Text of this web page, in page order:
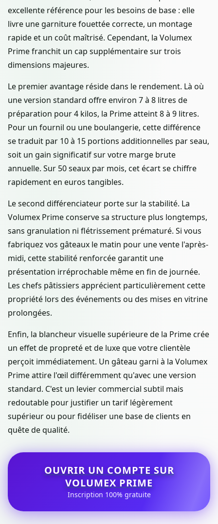
excellente référence pour les besoins de base : elle
livre une garniture fouettée correcte, un montage
rapide et un coût maîtrisé. Cependant, la Volumex
Prime franchit un cap supplémentaire sur trois
dimensions majeures.
Le premier avantage réside dans le rendement. Là où
une version standard offre environ 7 à 8 litres de
préparation pour 4 kilos, la Prime atteint 8 à 9 litres.
Pour un fournil ou une boulangerie, cette différence
se traduit par 10 à 15 portions additionnelles par seau,
soit un gain significatif sur votre marge brute
annuelle. Sur 50 seaux par mois, cet écart se chiffre
rapidement en euros tangibles.
Le second différenciateur porte sur la stabilité. La
Volumex Prime conserve sa structure plus longtemps,
sans granulation ni flétrissement prématuré. Si vous
fabriquez vos gâteaux le matin pour une vente l'après-
midi, cette stabilité renforcée garantit une
présentation irréprochable même en fin de journée.
Les chefs pâtissiers apprécient particulièrement cette
propriété lors des événements ou des mises en vitrine
prolongées.
Enfin, la blancheur visuelle supérieure de la Prime crée
un effet de propreté et de luxe que votre clientèle
perçoit immédiatement. Un gâteau garni à la Volumex
Prime attire l'œil différemment qu'avec une version
standard. C'est un levier commercial subtil mais
redoutable pour justifier un tarif légèrement
supérieur ou pour fidéliser une base de clients en
quête de qualité.
OUVRIR UN COMPTE SUR
VOLUMEX PRIME
Inscription 100% gratuite